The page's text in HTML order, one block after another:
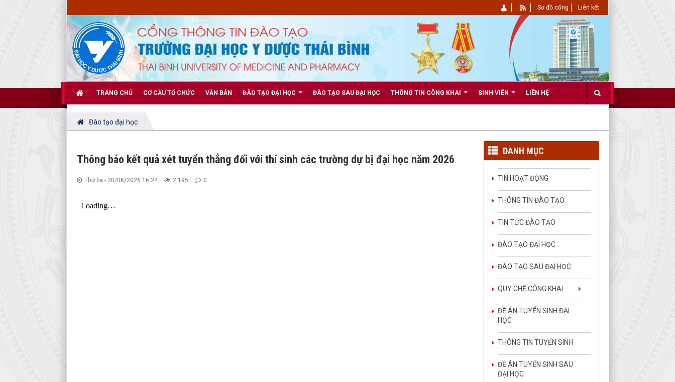
TRANG CHỦ CƠ CẤU TỔ CHỨC VĂN BẢN ĐÀO TẠO ĐẠI HỌC ĐÀO TẠO SAU ĐẠI HỌC THÔNG TIN CÔNG KHAI SINH VIÊN LIÊN HỆ
Sơ đồ cổng Liên kết
Đào tạo đại học
Thông báo kết quả xét tuyển thẳng đối với thí sinh các trường dự bị đại học năm 2026
Thứ ba - 30/06/2026 16:24 2.195 0
DANH MỤC
TIN HOẠT ĐỘNG
THÔNG TIN ĐÀO TẠO
TIN TỨC ĐÀO TẠO
ĐÀO TẠO ĐẠI HỌC
ĐÀO TẠO SAU ĐẠI HỌC
QUY CHẾ CÔNG KHAI
ĐỀ ÁN TUYỂN SINH ĐẠI
HỌC
THÔNG TIN TUYỂN SINH
ĐỀ ÁN TUYỂN SINH SAU
ĐẠI HỌC
LGĐ T04
lượt xem: 73 | lượt tải:140
LGĐ T03
Lịch giảng đường tuần 03
lượt xem: 1439 | lượt
LGĐ T02
Lịch giảng đường tuần 02
lượt xem: 1196 | lượt
tải:2578